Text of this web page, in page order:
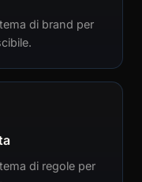
di brand per
di regole per